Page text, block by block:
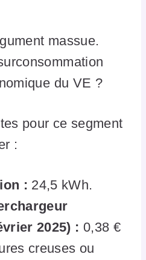
massue.
du VE ?
pour ce segment
:
: 24,5 kWh.
2025) : 0,38 €
creuses ou